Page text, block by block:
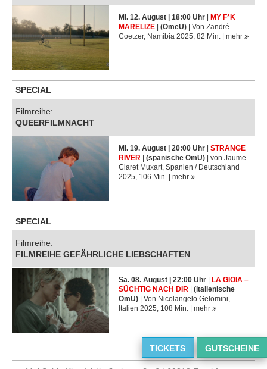
TICKETS GUTSCHEINE
Mi. 12. August | 18:00 Uhr |MY F*K
MARELIZE |(OmeU) | Von Zandré
Coetzer, Namibia 2025, 82 Min. |mehr
SPECIAL
Filmreihe:
QUEERFILMNACHT
Mi. 19. August | 20:00 Uhr |STRANGE
RIVER
|(spanische OmU) | von Jaume
Claret Muxart, Spanien / Deutschland
2025, 106 Min. |mehr
SPECIAL
Filmreihe:
FILMREIHE GEFÄHRLICHE LIEBSCHAFTEN
Sa. 08. August | 22:00 Uhr
LA GIOIA –
SÜCHTIG NACH DIR
|(italienische
OmU) | Von Nicolangelo Gelomini,
Italien 2025, 108 Min. |mehr